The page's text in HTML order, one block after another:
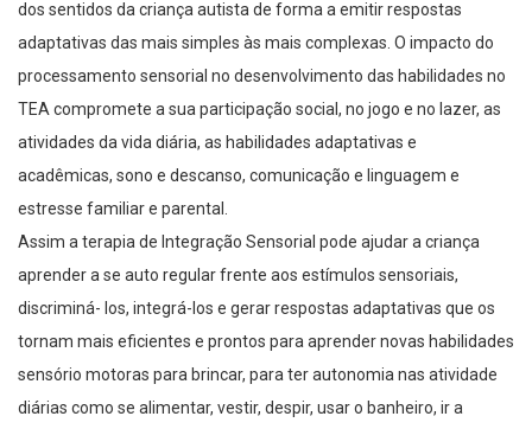
dos sentidos da criança autista de forma a emitir respostas
adaptativas das mais simples às mais complexas. O impacto do
processamento sensorial no desenvolvimento das habilidades no
TEA compromete a sua participação social, no jogo e no lazer, as
atividades da vida diária, as habilidades adaptativas e
acadêmicas, sono e descanso, comunicação e linguagem e
estresse familiar e parental.
Assim a terapia de Integração Sensorial pode ajudar a criança
aprender a se auto regular frente aos estímulos sensoriais,
discriminá- los, integrá-los e gerar respostas adaptativas que os
tornam mais eficientes e prontos para aprender novas habilidades
sensório motoras para brincar, para ter autonomia nas atividade
diárias como se alimentar, vestir, despir, usar o banheiro, ir a